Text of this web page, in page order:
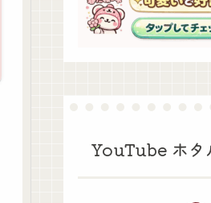
YouTube ホタ